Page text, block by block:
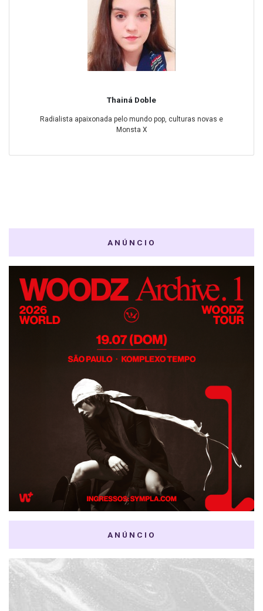
Thainá Doble
Radialista apaixonada pelo mundo pop, culturas novas e
Monsta X
ANÚNCIO
ANÚNCIO